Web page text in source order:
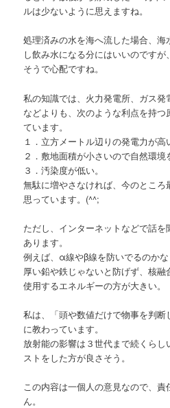
ルは少ないように思えますね。
処理済みの水を海へ流した場合、
し飲み水になる分にはいいのです
そうで心配ですね。
私の知識では、火力発電所、ガス
などよりも、次のような利点を持
ています。
１．立方メートル辺りの発電力が高
２．敷地面積が小さいので自然環境
３．汚染度が低い。
無駄に増やさなければ、今のところ
思っています。(^^;
ただし、インターネットなどで話
あります。
例えば、α線やβ線を防いでるのか
厚い鉛や鉄じゃないと防げず、核
使用するエネルギーの方が大きい。
私は、「頭や数値だけで物事を判
に教わっています。
放射能の影響は３世代まで続くら
ストをした方が良さそう。
この内容は一個人の意見なので、
ん。